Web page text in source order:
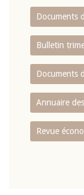
Documents
Bulletin
Documents
Annuaire
Revue